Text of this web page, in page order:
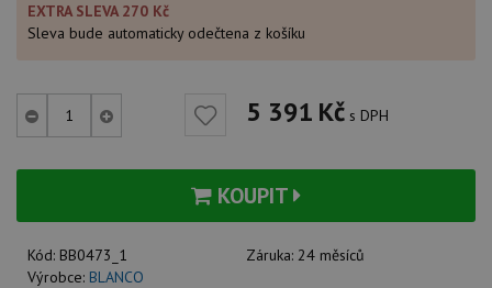
EXTRA SLEVA 270 Kč
Sleva bude automaticky odečtena z košíku
5 391 Kč s DPH
KOUPIT
Kód: BB0473_1 Záruka: 24 měsíců
Výrobce: BLANCO